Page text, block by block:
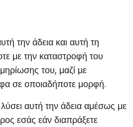
την άδεια και αυτή τη
με την καταστροφή του
του, μαζί με
σε οποιαδήποτε μορφή.
αυτή την άδεια αμέσως με
εσάς εάν διαπράξετε